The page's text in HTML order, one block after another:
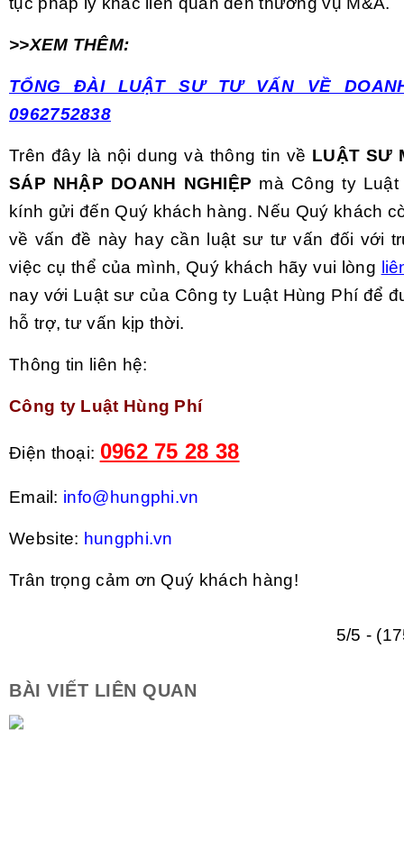
>>XEM THÊM:
TỔNG ĐÀI LUẬT SƯ TƯ VẤN VỀ
0962752838
Trên đây là nội dung và thông tin về LUẬT SƯ
SÁP NHẬP DOANH NGHIỆP mà Công ty
kính gửi đến Quý khách hàng. Nếu Quý khách
về vấn đề này hay cần luật sư tư vấn đối với
việc cụ thể của mình, Quý khách hãy vui lòng
nay với Luật sư của Công ty Luật Hùng Phí để
hỗ trợ, tư vấn kịp thời.
Thông tin liên hệ:
Công ty Luật Hùng Phí
Điện thoại: 0962 75 28 38
Email: info@hungphi.vn
Website: hungphi.vn
Trân trọng cảm ơn Quý khách hàng!
5/5 -
BÀI VIẾT LIÊN QUAN